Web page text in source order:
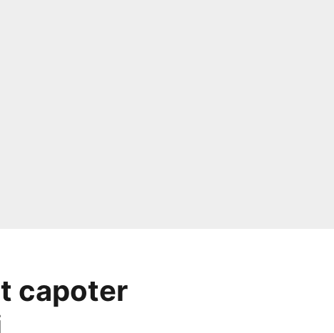
capoter